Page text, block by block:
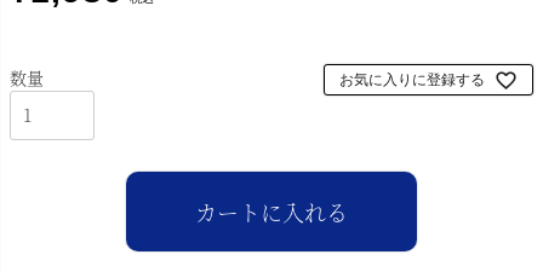
お気に入りに登録する
カートに入れる